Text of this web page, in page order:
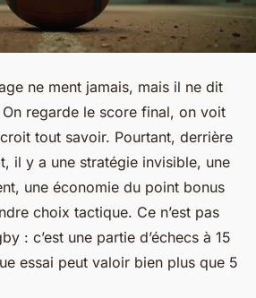
ne ment jamais, mais il ne dit
regarde le score final, on voit
tout savoir. Pourtant, derrière
il y a une stratégie invisible, une
une économie du point bonus
choix tactique. Ce n’est pas
: c’est une partie d’échecs à 15
essai peut valoir bien plus que 5